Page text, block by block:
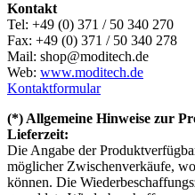
Kontakt
Tel: +49 (0) 371 / 50 340 270
Fax: +49 (0) 371 / 50 340 278
Mail: shop@moditech.de
Web: www.moditech.de
Kontaktformular
(*) Allgemeine Hinweise zur
Lieferzeit:
Die Angabe der
möglicher Zwischenverkäufe,
können. Die